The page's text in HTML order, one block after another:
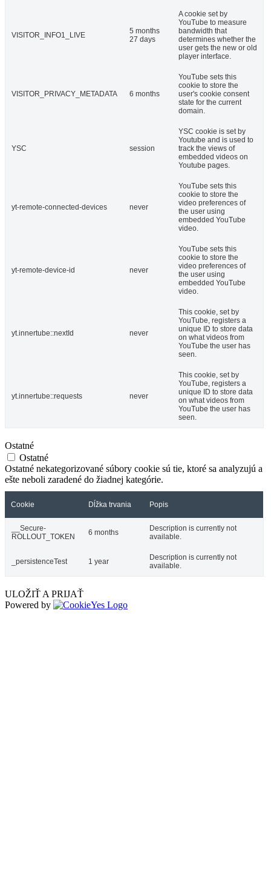
VISITOR_INFO1_LIVE
5 months
27 days
A cookie set by
YouTube to measure
bandwidth that
determines whether the
user gets the new or old
player interface.
VISITOR_PRIVACY_METADATA 6 months
YouTube sets this
cookie to store the
user's cookie consent
state for the current
domain.
YSC session
YSC cookie is set by
Youtube and is used to
track the views of
embedded videos on
Youtube pages.
yt-remote-connected-devices never
YouTube sets this
cookie to store the
video preferences of
the user using
embedded YouTube
video.
yt-remote-device-id never
YouTube sets this
cookie to store the
video preferences of
the user using
embedded YouTube
video.
yt.innertube::nextId never
This cookie, set by
YouTube, registers a
unique ID to store data
on what videos from
YouTube the user has
seen.
yt.innertube::requests never
This cookie, set by
YouTube, registers a
unique ID to store data
on what videos from
YouTube the user has
seen.
Ostatné
Ostatné
Ostatné nekategorizované súbory cookie sú tie, ktoré sa analyzujú a
ešte neboli zaradené do žiadnej kategórie.
Cookie Dĺžka trvania Popis
__Secure-
ROLLOUT_TOKEN
6 months
Description is currently not
available.
_persistenceTest 1 year
Description is currently not
available.
ULOŽIŤ A PRIJAŤ
Powered by